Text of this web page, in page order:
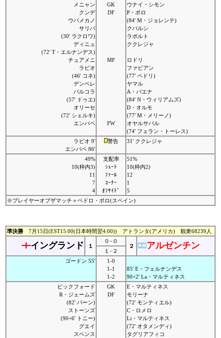
メニャン
クンデ
ウパメカノ
サリバ
(30' ラクロワ)
ディニュ
(72' T・エルナンデス)
チュアメニ
ラビオ
(46' コネ)
デンベレ
バルコラ
(57' ドゥエ)
オリーセ
(72' シェルキ)
エンバペ
GK
DF
MF
FW
ウナイ・シモン
P・ポロ
(84' M・ジョレンテ)
クバルシ
ラポルト
ククレジャ
ロドリ
ファビアン
(77' ペドリ)
ヤマル
A・バエナ
(84' N・ウィリアムズ)
D・オルモ
(77' M・メリーノ)
オヤルサバル
(74' フェラン・トーレス)
ラビオ 9'
エンバペ 86'
警告 31' ククレジャ
49%
10(枠内3)
11
7
4
支配率
ｼｭｰﾄ
ﾌｧｰﾙ
ｺｰﾅｰ
ｵﾌｻｲﾄﾞ
51%
10(枠内2)
12
1
5
※プレイヤーオブザマッチ＝ペドロ・ポロ(スペイン)
準決勝 7月15日(EST15:00(日本時間翌4:00)) アトランタ(アメリカ) 観衆68239人
イングランド １
０−０
２
アルゼンチン
１−２
ゴードン 55'
1-0
1-1
1-2
85' E・フェルナンデス
90+2' La・マルティネス
ピックフォード
R・ジェームズ
(82' バーン)
ストーンズ
(90+6' トニー)
グエイ
スペンス
GK
DF
E・マルティネス
モリーナ
(72' モンティエル)
C・ロメロ
Li・マルティネス
(72' オタメンディ)
タグリアフィコ